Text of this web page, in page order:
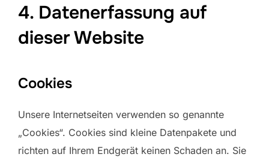
4. Datenerfassung auf
dieser Website
Cookies
Unsere Internetseiten verwenden so genannte
„Cookies“. Cookies sind kleine Datenpakete und
richten auf Ihrem Endgerät keinen Schaden an. Sie